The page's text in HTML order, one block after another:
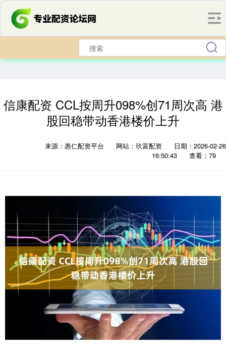
信康配资 CCL按周升098%创71周次高 港
股回稳带动香港楼价上升
来源：惠仁配资平台 网站：玖富配资
日期：2026-02-26
16:50:43
查看：79